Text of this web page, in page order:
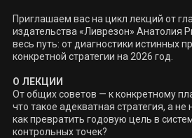
Приглашаем вас на цикл лекций от
издательства «Ливрезон»
весь путь: от диагностики истинных
конкретной стратегии на 2026 год.
От общих советов — к конкретному
что такое адекватная стратегия, а
как превратить годовую цель в
контрольных точек?